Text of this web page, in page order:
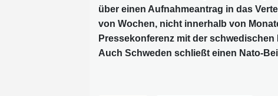
über einen Aufnahmeantrag in das
von Wochen, nicht innerhalb von
Pressekonferenz mit der
Auch Schweden schließt einen Nato-